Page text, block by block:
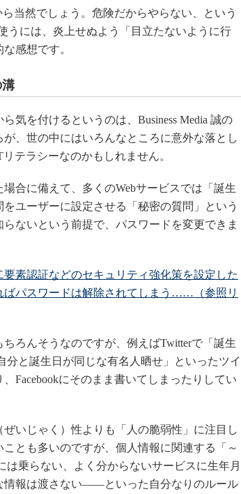
当然でしょう。危険だからやらない、という
うには、炎上せぬよう「目立たないように行
感想です。
溝
気を付けるというのは、Business Media 誠の
、世の中にはいろんなところに意外な落とし
テラシーなのかもしれません。
合に備えて、多くのWebサービスでは「誕生
ユーザーに設定させる「秘密の質問」という
ないという前提で、パスワードを変更できま
素認証などのセキュリティ強化策を設定した
ばパスワードは解除されてしまう……（参照リ
ろんそうなのですが、例えばTwitterで「誕生
分と誕生日が同じな有名人晒せ」といったツイ
Facebookにそのまま書いてしまったりしてい
いじゃく）性よりも「人の脆弱性」に注目し
とも多いのですが、個人情報に関連する「～
乗らない、よく分からないサービスに生年月
情報は渡さない――といった自分なりのルール